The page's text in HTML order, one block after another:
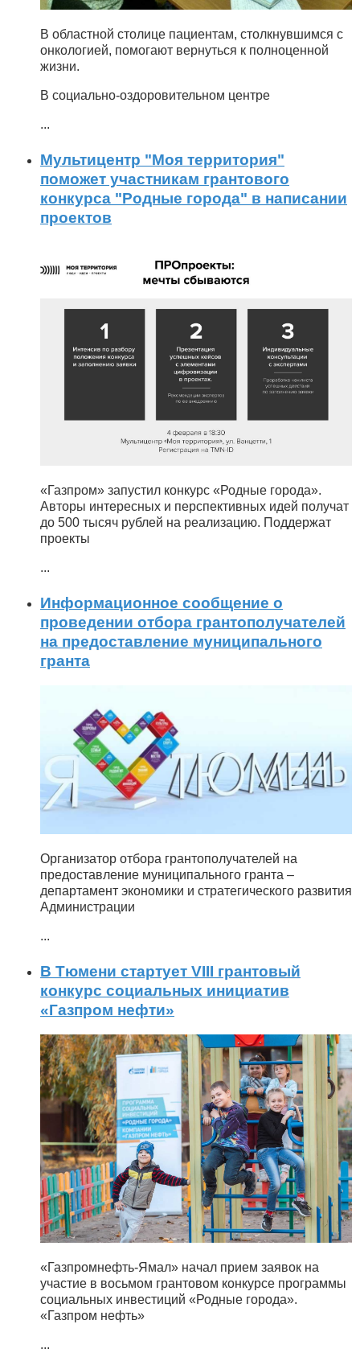
В областной столице пациентам, столкнувшимся с
онкологией, помогают вернуться к полноценной
жизни.
В социально-оздоровительном центре
...
Мультицентр "Моя территория"
поможет участникам грантового
конкурса "Родные города" в написании
проектов
«Газпром» запустил конкурс «Родные города».
Авторы интересных и перспективных идей получат
до 500 тысяч рублей на реализацию. Поддержат
проекты
...
Информационное сообщение о
проведении отбора грантополучателей
на предоставление муниципального
гранта
Организатор отбора грантополучателей на
предоставление муниципального гранта –
департамент экономики и стратегического развития
Администрации
...
В Тюмени стартует VIII грантовый
конкурс социальных инициатив
«Газпром нефти»
«Газпромнефть-Ямал» начал прием заявок на
участие в восьмом грантовом конкурсе программы
социальных инвестиций «Родные города».
«Газпром нефть»
...